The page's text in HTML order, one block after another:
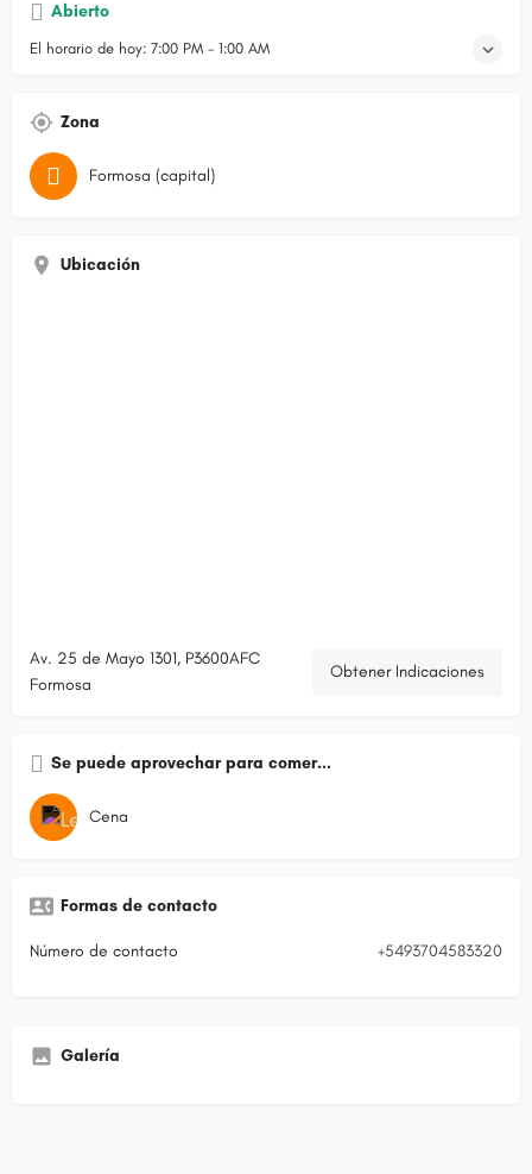
Abierto
El horario de hoy: 7:00 PM - 1:00 AM
Zona
Formosa (capital)
Ubicación
Av. 25 de Mayo 1301, P3600AFC
Formosa
Obtener Indicaciones
Se puede aprovechar para comer...
Cena
Formas de contacto
Número de contacto +5493704583320
Galería